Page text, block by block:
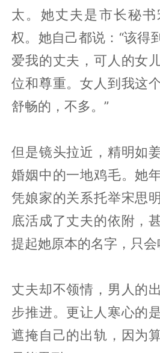
太。她丈夫是市长秘
权。她自己都说：“该得
爱我的丈夫，可人的女
位和尊重。女人到我这
舒畅的，不多。”
但是镜头拉近，精明如
婚姻中的一地鸡毛。她
凭娘家的关系托举宋思
底活成了丈夫的依附，
提起她原本的名字，只会
丈夫却不领情，男人的
步推进。更让人寒心的
遮掩自己的出轨，因为